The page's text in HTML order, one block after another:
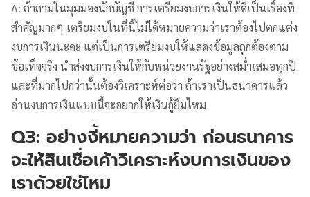
A: ถ้าถามในมุมมองนักบัญชี การเตรียมงบการเงินให้ดีเป็นเรื่องที่
สำคัญมากๆ เตรียมงบในที่นี้ไม่ได้หมายความว่าเราต้องไปตกแต่ง
งบการเงินนะคะ แต่เป็นการเตรียมงบให้แสดงข้อมูลถูกต้องตาม
ข้อเท็จจริง นำส่งงบการเงินให้กับหน่วยงานรัฐอย่างสม่ำเสมอทุกปี
และที่มากไปกว่านั้นต้องวิเคราะห์ต่อว่า ถ้าเราเป็นธนาคารแล้ว
อ่านงบการเงินแบบนี้จะอยากให้เงินกู้ยืมไหม
Q3: อย่างงี้หมายความว่า ก่อนธนาคาร
จะให้สินเชื่อเค้าวิเคราะห์งบการเงินของ
เราด้วยใช่ไหม